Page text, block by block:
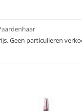
Geen particulieren